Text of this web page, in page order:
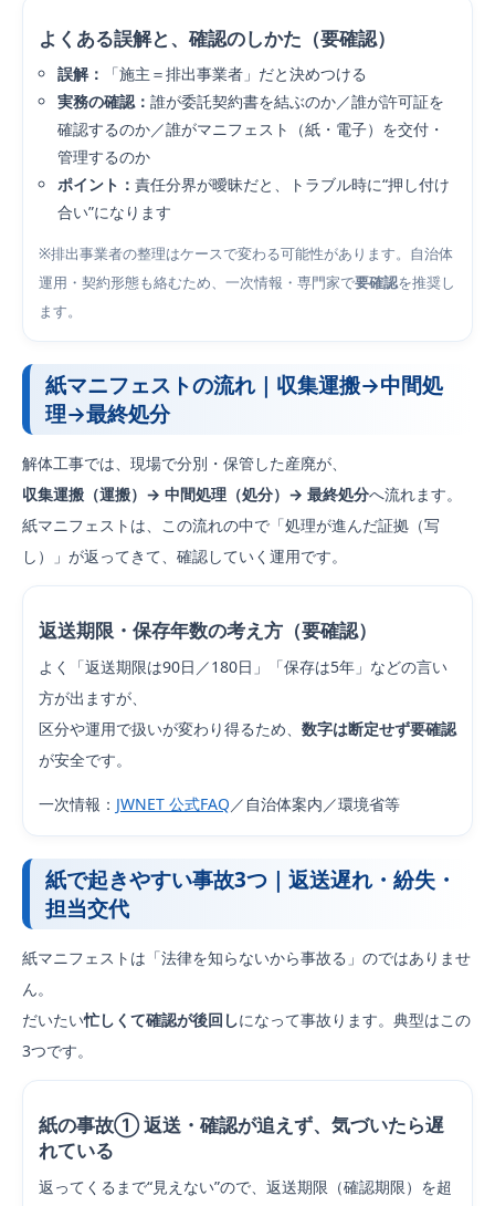
よくある誤解と、確認のしかた（要確認）
誤解：
「施主＝排出事業者」だと決めつける
実務の確認： 誰が委託契約書を結ぶのか／誰が許可証を
確認するのか／誰がマニフェスト（紙・電子）を交付・
管理するのか
ポイント： 責任分界が曖昧だと、トラブル時に“押し付け
合い”になります
※排出事業者の整理はケースで変わる可能性があります。自治体
運用・契約形態も絡むため、一次情報・専門家で要確認を推奨し
ます。
紙マニフェストの流れ｜収集運搬→中間処
理→最終処分
解体工事では、現場で分別・保管した産廃が、
収集運搬（運搬）→ 中間処理（処分）→ 最終処分へ流れます。
紙マニフェストは、この流れの中で「処理が進んだ証拠（写
し）」が返ってきて、確認していく運用です。
返送期限・保存年数の考え方（要確認）
よく「返送期限は90日／180日」「保存は5年」などの言い
方が出ますが、
区分や運用で扱いが変わり得るため、 数字は断定せず要確認
が安全です。
一次情報： JWNET 公式FAQ／自治体案内／環境省等
紙で起きやすい事故3つ｜返送遅れ・紛失・
担当交代
紙マニフェストは「法律を知らないから事故る」のではありませ
ん。
だいたい忙しくて確認が後回しになって事故ります。典型はこの
3つです。
紙の事故① 返送・確認が追えず、気づいたら遅
れている
返ってくるまで“見えない”ので、返送期限（確認期限）を超